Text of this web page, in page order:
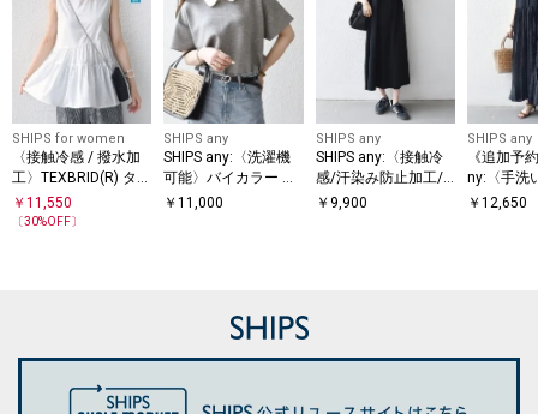
SHIPS for women
〈接触冷感 / 撥水加
工〉TEXBRID(R) タフ
タ ノースリーブ ブラ
ウス
￥ 11,550
〔30%OFF〕
SHIPS any
SHIPS any:〈洗濯機
可能〉バイカラー シ
ョートスリーブ プル
￥11,000
SHIPS any
SHIPS any:〈接触冷
感/汗染み防止加工/
洗濯機可能〉スキッ
￥ 9,900
SHIPS any
《追加予
ny:〈手洗
ット バン
￥12,650